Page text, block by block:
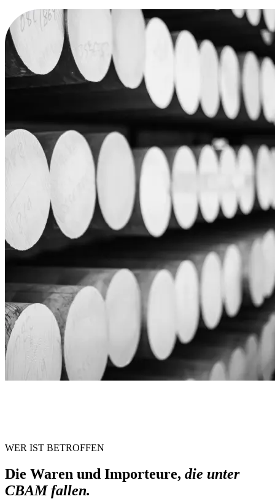
WER IST BETROFFEN
Die Waren und Importeure, die unter
CBAM fallen.